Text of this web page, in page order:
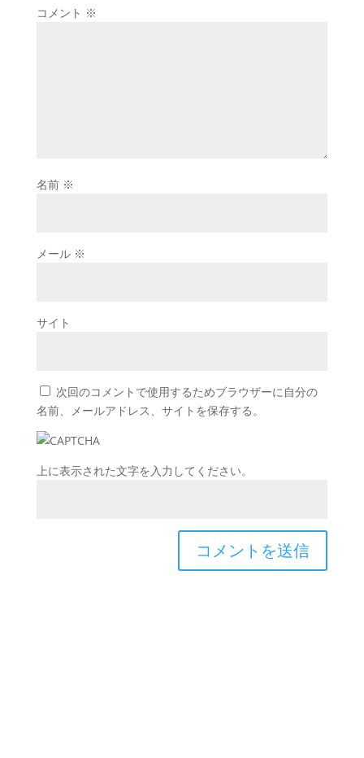
コメント ※
名前 ※
メール ※
サイト
次回のコメントで使用するためブラウザーに自分の
名前、メールアドレス、サイトを保存する。
上に表示された文字を入力してください。